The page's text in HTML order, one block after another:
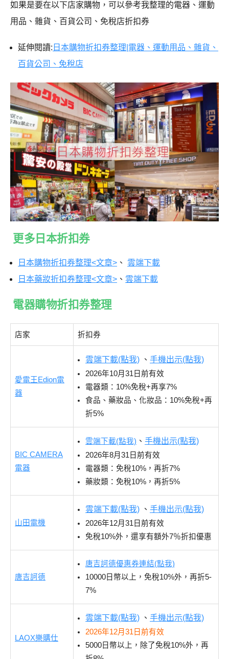
如果是要在以下店家購物，可以參考我整理的電器、運動
用品、雜貨、百貨公司、免稅店折扣券
延伸閱讀: 日本購物折扣券整理|電器、運動用品、雜貨、
百貨公司、免稅店
更多日本折扣券
日本購物折扣券整理<文章> 、 雲端下載
日本藥妝折扣券整理<文章> 、 雲端下載
電器購物折扣券整理
店家 折扣券
愛電王Edion電
器
雲端下載(點我) 、 手機出示(點我)
2026年10月31日前有效
電器類：10%免稅+再享7%
食品、藥妝品、化妝品：10%免稅+再
折5%
BIC CAMERA
電器
雲端下載(點我) 、 手機出示(點我)
2026年8月31日前有效
電器類：免稅10%，再折7%
藥妝類：免稅10%，再折5%
山田電機
雲端下載(點我) 、 手機出示(點我)
2026年12月31日前有效
免稅10%外，還享有額外7％折扣優惠
唐吉訶德
唐吉訶德優惠券連結(點我)
10000日幣以上，免稅10%外，再折5-
7%
LAOX樂購仕
雲端下載(點我) 、 手機出示(點我)
2026年12月31日前有效
5000日幣以上，除了免稅10%外，再